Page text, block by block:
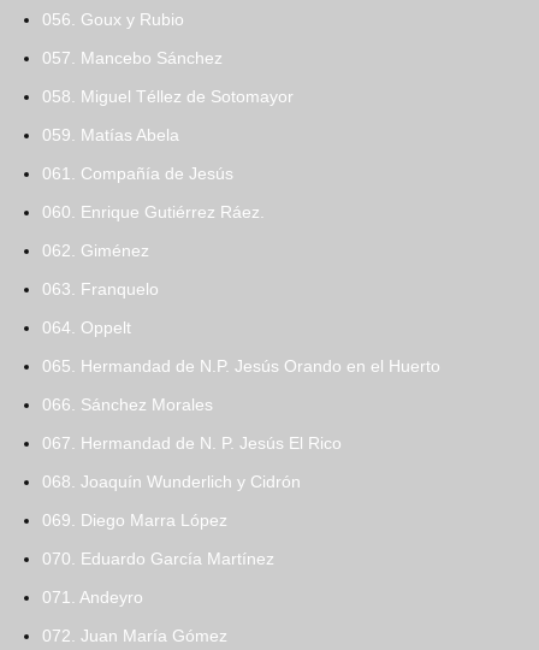
056. Goux y Rubio
057. Mancebo Sánchez
058. Miguel Téllez de Sotomayor
059. Matías Abela
061. Compañía de Jesús
060. Enrique Gutiérrez Ráez.
062. Giménez
063. Franquelo
064. Oppelt
065. Hermandad de N.P. Jesús Orando en el Huerto
066. Sánchez Morales
067. Hermandad de N. P. Jesús El Rico
068. Joaquín Wunderlich y Cidrón
069. Diego Marra López
070. Eduardo García Martínez
071. Andeyro
072. Juan María Gómez